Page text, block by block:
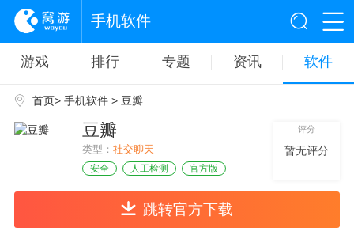
手机软件
游戏 排行 专题 资讯 软件
首页> 手机软件> 豆瓣
豆瓣
类型： 社交聊天
安全 人工检测 官方版
评分
暂无评分
跳转官方下载